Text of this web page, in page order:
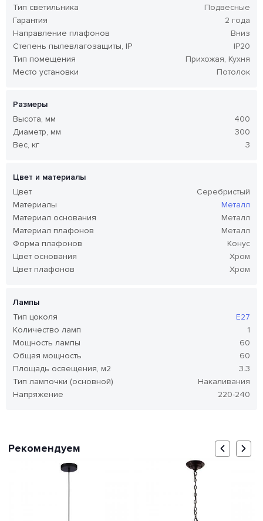
Тип светильника
Подвесные
Гарантия
2 года
Направление плафонов
Вниз
Степень пылевлагозащиты, IP
IP20
Тип помещения
Прихожая, Кухня
Место установки
Потолок
Размеры
Высота, мм
400
Диаметр, мм
300
Вес, кг
3
Цвет и материалы
Цвет
Серебристый
Материалы
Металл
Материал основания
Металл
Материал плафонов
Металл
Форма плафонов
Конус
Цвет основания
Хром
Цвет плафонов
Хром
Лампы
Тип цоколя
E27
Количество ламп
1
Мощность лампы
60
Общая мощность
60
Площадь освещения, м2
3.3
Тип лампочки (основной)
Накаливания
Напряжение
220-240
Рекомендуем